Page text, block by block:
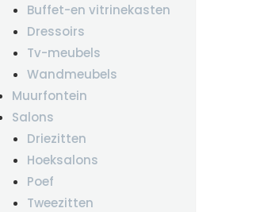
Buffet-en vitrinekasten
Dressoirs
Tv-meubels
Wandmeubels
Muurfontein
Salons
Driezitten
Hoeksalons
Poef
Tweezitten